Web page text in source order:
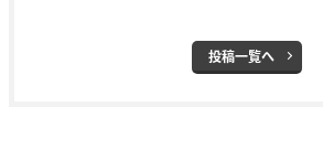
投稿一覧へ